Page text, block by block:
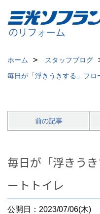
ホーム
スタッフブログ
毎日が「浮きうきする」フロ
前の記事
毎日が「浮きう
ートトイレ
公開日：2023/07/06(木)